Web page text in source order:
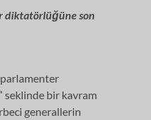
diktatörlüğüne son
bir kavram
generallerin